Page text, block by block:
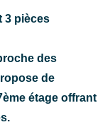
3 pièces
des
de
étage offrant